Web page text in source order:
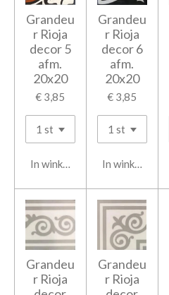
Grandeu
r Rioja
decor 5
afm.
20x20
€ 3,85
In winkelwagen
Grandeu
r Rioja
decor 6
afm.
20x20
€ 3,85
In winkelwagen
Grandeu
r Rioja
Grandeu
r Rioja